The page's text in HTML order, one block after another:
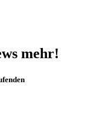
mehr!